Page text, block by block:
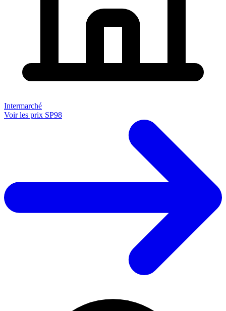
Intermarché
Voir les prix SP98